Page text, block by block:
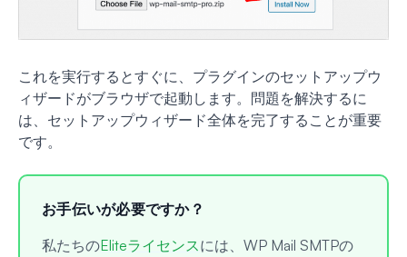
これを実行するとすぐに、プラグインのセットアップウ
ィザードがブラウザで起動します。問題を解決するに
は、セットアップウィザード全体を完了することが重要
です。
お手伝いが必要ですか？
私たちのEliteライセンスには、WP Mail SMTPの